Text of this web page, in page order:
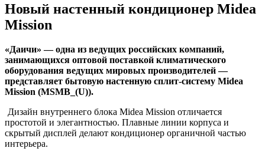
Новый настенный кондиционер Midea
Mission
«Даичи» — одна из ведущих российских компаний,
занимающихся оптовой поставкой климатического
оборудования ведущих мировых производителей —
представляет бытовую настенную сплит-систему Midea
Mission (MSMB_(U)).
Дизайн внутреннего блока Midea Mission отличается
простотой и элегантностью. Плавные линии корпуса и
скрытый дисплей делают кондиционер органичной частью
интерьера.